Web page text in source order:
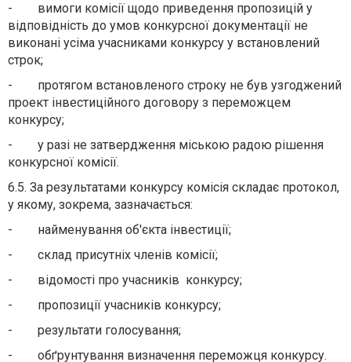
- вимоги комісії щодо приведення пропозицій у
відповідність до умов конкурсної документації не
виконані усіма учасниками конкурсу у встановлений
строк;
- протягом встановленого строку не був узгоджений
проект інвестиційного договору з переможцем
конкурсу;
- у разі не затвердження міською радою рішення
конкурсної комісії.
6.5. За результатами конкурсу комісія складає протокол,
у якому, зокрема, зазначається:
- найменування об'єкта інвестиції;
- склад присутніх членів комісії;
- відомості про учасників конкурсу;
- пропозиції учасників конкурсу;
- результати голосування;
- обґрунтування визначення переможця конкурсу.